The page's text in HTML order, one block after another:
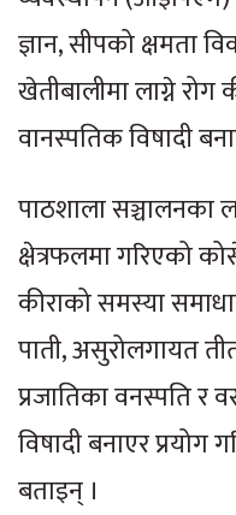
ज्ञान, सीपको क्षमता
खेतीबालीमा लाग्ने रोग
वानस्पतिक विषादी
पाठशाला सञ्चालनका
क्षेत्रफलमा गरिएको
कीराको समस्या
पाती, असुरोलगायत
प्रजातिका वनस्पति र
विषादी बनाएर प्रयोग
बताइन् ।